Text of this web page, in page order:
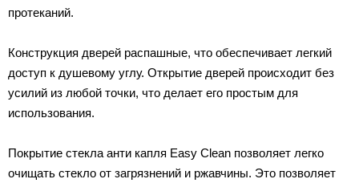
протеканий.
Конструкция дверей распашные, что обеспечивает легкий
доступ к душевому углу. Открытие дверей происходит без
усилий из любой точки, что делает его простым для
использования.
Покрытие стекла анти капля Easy Clean позволяет легко
очищать стекло от загрязнений и ржавчины. Это позволяет